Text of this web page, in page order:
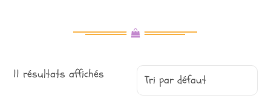
11 résultats affichés